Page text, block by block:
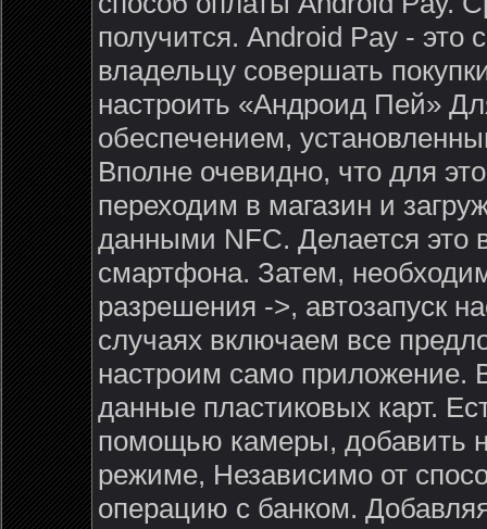
получится. Android Pay - это
владельцу совершать
настроить «Андроид Пей»
обеспечением,
Вполне очевидно, что для
переходим в магазин и
данными NFC. Делается это
смартфона. Затем,
разрешения ->, автозапуск
случаях включаем все
настроим само приложение.
данные пластиковых карт.
помощью камеры, добавить
режиме, Независимо от
операцию с банком.